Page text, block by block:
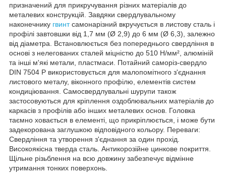
призначений для прикручування різних матеріалів до
металевих конструкцій. Завдяки свердлувальному
наконечнику гвинтсамонарізний вкручується в листову сталь і
профілі завтовшки від 1,7 мм (Ø 2,9) до 6 мм (Ø 6,3), залежно
від діаметра. Встановлюється без попереднього свердління в
основі з нелегованих сталей міцністю до 510 Н/мм², алюміній
та інші м'які метали, пластмаси. Потайний саморіз-свердло
DIN 7504 Р використовується для малопомітного з'єднання
листового металу, віконного профілю, елементів систем
кондиціювання. Самосвердлувальні шурупи також
застосовуються для кріплення оздоблювальних матеріалів до
каркасів з профілів або інших металевих основ. Головка
таємно ховається в елементі, що прикріплюється, і може бути
задекорована заглушкою відповідного кольору. Переваги:
Свердління та утворення з'єднання за один прохід.
Високоякісна тверда сталь. Антикорозійне цинкове покриття.
Щільне різьблення на всю довжину забезпечує відмінне
утримання тонких поверхонь.